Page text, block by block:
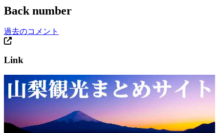
Back number
過去のコメント
Link